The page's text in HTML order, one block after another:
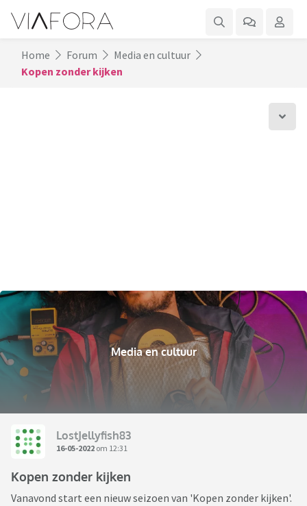
Home Forum
Media en cultuur
Kopen zonder kijken
Media en cultuur
LostJellyfish83
16-05-2022 om 12:31
Kopen zonder kijken
Vanavond start een nieuw seizoen van 'Kopen zonder kijken'.